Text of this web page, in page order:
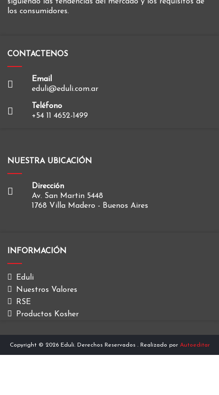
siguiendo las tendencias del mercado y los requisitos de
los consumidores.
CONTACTENOS
Email
eduli@eduli.com.ar
Teléfono
+54 11 4652-1499
NUESTRA UBICACIÓN
Dirección
Av. San Martin 5448
1768 Villa Madero - Buenos Aires
INFORMACIÓN
Eduli
Nuestros Valores
RSE
Productos Kosher
Copyright © 2026 Eduli. Derechos Reservados . Realizado por Autoeditar